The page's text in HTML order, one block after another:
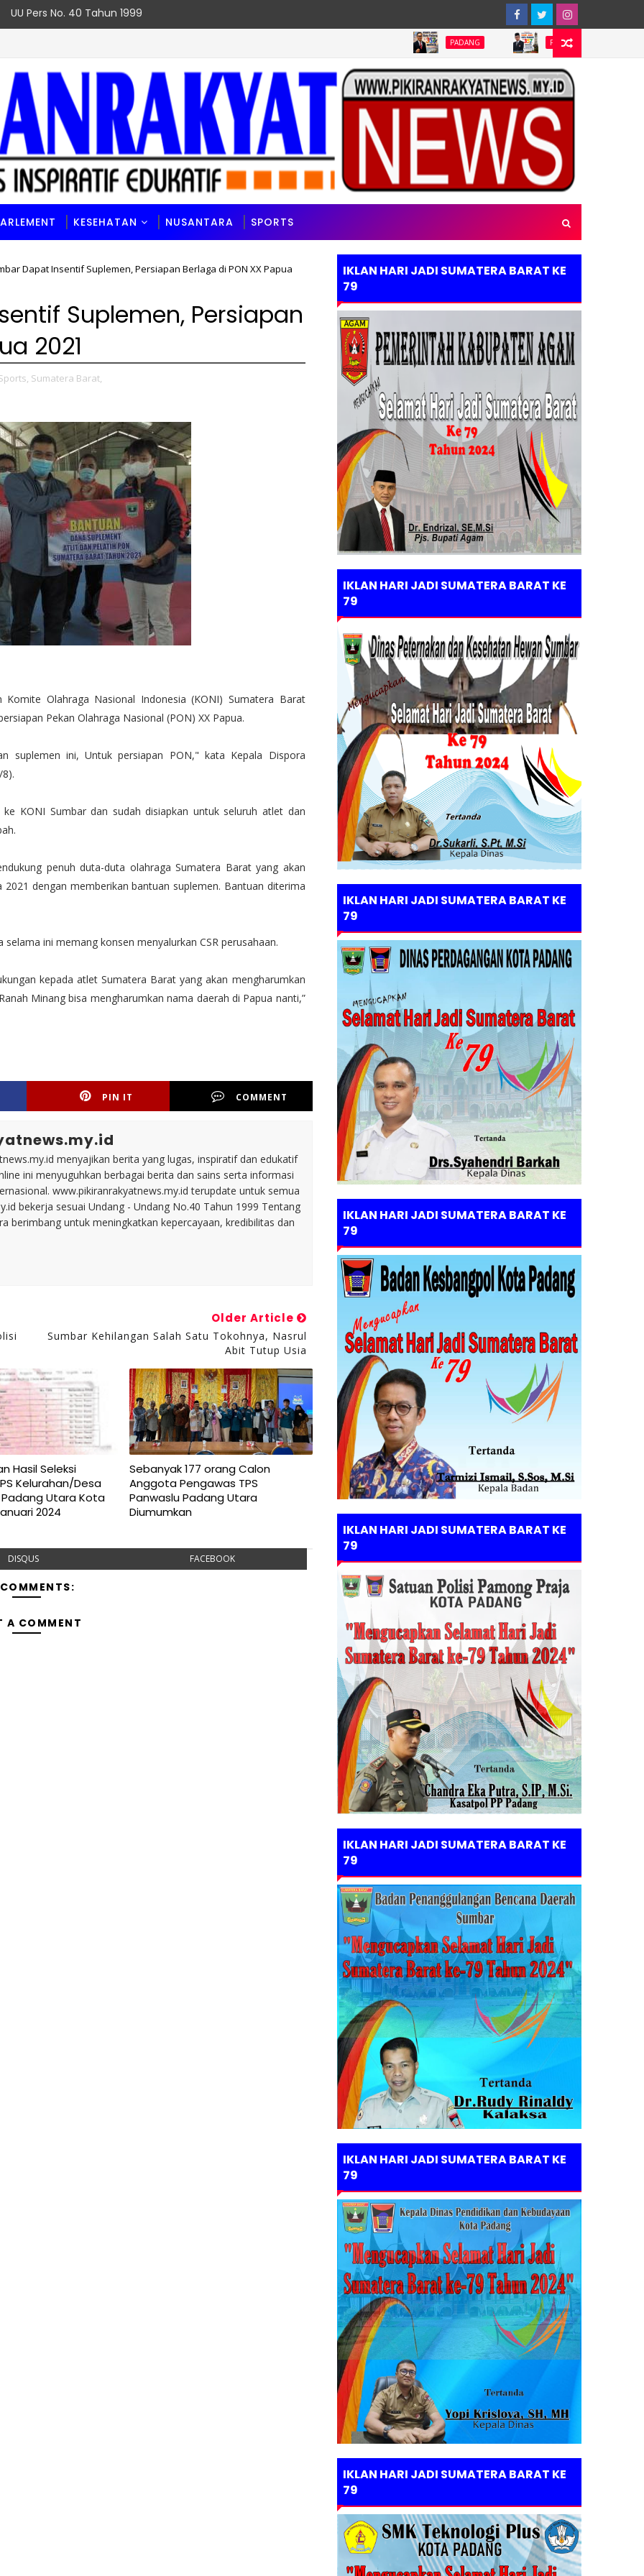
UU Pers No. 40 Tahun 1999
PADANG PADANG
Sekaligus
KESEHATAN NUSANTARA SPORTS
Dapat Insentif Suplemen, Persiapan Berlaga di PON XX Papua
Suplemen, Persiapan
2021
Sumatera Barat,
Olahraga Nasional Indonesia (KONI) Sumatera Barat
Pekan Olahraga Nasional (PON) XX Papua.
suplemen ini, Untuk persiapan PON," kata Kepala Dispora
KONI Sumbar dan sudah disiapkan untuk seluruh atlet dan
penuh duta-duta olahraga Sumatera Barat yang akan
dengan memberikan bantuan suplemen. Bantuan diterima
ini memang konsen menyalurkan CSR perusahaan.
kepada atlet Sumatera Barat yang akan mengharumkan
Minang bisa mengharumkan nama daerah di Papua nanti,”
PIN IT COMMENT
menyajikan berita yang lugas, inspiratif dan edukatif
ini menyuguhkan berbagai berita dan sains serta informasi
www.pikiranrakyatnews.my.id terupdate untuk semua
bekerja sesuai Undang - Undang No.40 Tahun 1999 Tentang
berimbang untuk meningkatkan kepercayaan, kredibilitas dan
Older Article
Sumbar Kehilangan Salah Satu Tokohnya, Nasrul
Abit Tutup Usia
Hasil Seleksi
Kelurahan/Desa
Utara Kota
2024
Sebanyak 177 orang Calon
Anggota Pengawas TPS
Panwaslu Padang Utara
Diumumkan
DISQUS FACEBOOK
A COMMENT
IKLAN HARI JADI SUMATERA BARAT KE
79
IKLAN HARI JADI SUMATERA BARAT KE
79
IKLAN HARI JADI SUMATERA BARAT KE
79
IKLAN HARI JADI SUMATERA BARAT KE
79
IKLAN HARI JADI SUMATERA BARAT KE
79
IKLAN HARI JADI SUMATERA BARAT KE
79
IKLAN HARI JADI SUMATERA BARAT KE
79
IKLAN HARI JADI SUMATERA BARAT KE
79